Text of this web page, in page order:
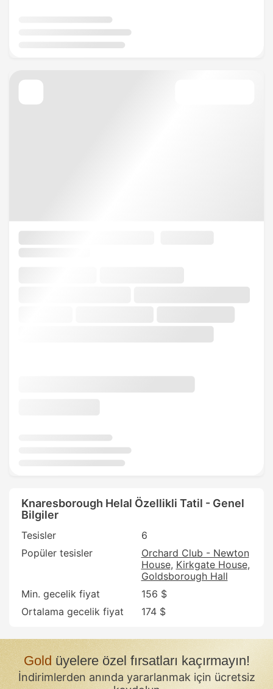
Knaresborough Helal Özellikli Tatil - Genel
Bilgiler
Tesisler
6
Popüler tesisler
Orchard Club - Newton
House Kirkgate House
Goldsborough Hall
Min. gecelik fiyat
156 $
Ortalama gecelik fiyat
174 $
Goldüyelere özel fırsatları kaçırmayın!
İndirimlerden anında yararlanmak için ücretsiz